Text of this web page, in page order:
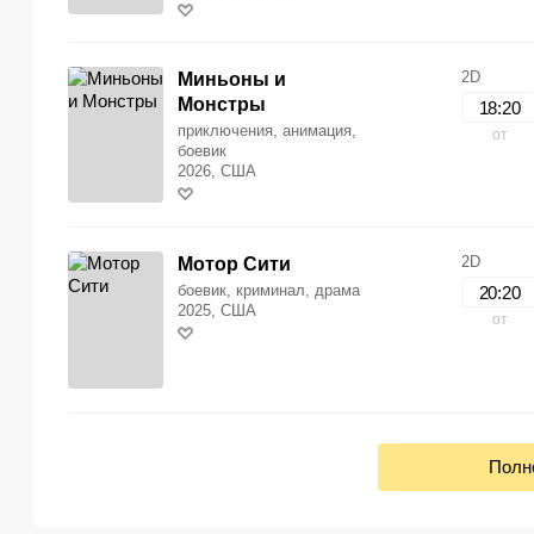
Миньоны и
Монстры
приключения, анимация,
боевик
2026, США
2D
18:20
от
Мотор Сити
боевик, криминал, драма
2025, США
2D
20:20
от